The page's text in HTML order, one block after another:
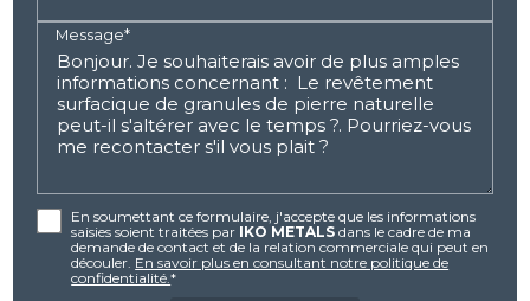
Message*
En soumettant ce formulaire, j'accepte que les informations
saisies soient traitées par IKO METALS dans le cadre de ma
demande de contact et de la relation commerciale qui peut en
découler. En savoir plus en consultant notre politique de
confidentialité.*